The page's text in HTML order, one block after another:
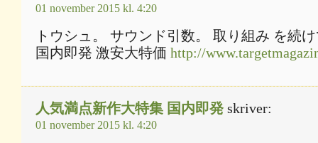
01 november 2015 kl. 4:20
トウシュ。 サウンド引数。 取り組み を続
国内即発 激安大特価 http://
人気満点新作大特集 国内即発 skriver:
01 november 2015 kl. 4:20